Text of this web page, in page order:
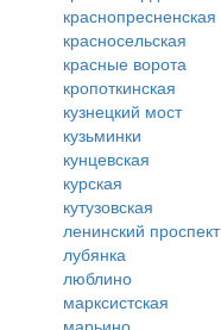
краснопресненская
красносельская
красные ворота
кропоткинская
кузнецкий мост
кузьминки
кунцевская
курская
кутузовская
ленинский проспект
лубянка
люблино
марксистская
марьино